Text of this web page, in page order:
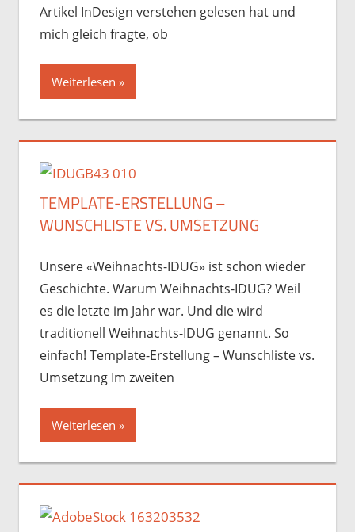
Artikel InDesign verstehen gelesen hat und
mich gleich fragte, ob
Weiterlesen
TEMPLATE-ERSTELLUNG –
WUNSCHLISTE VS. UMSETZUNG
Unsere «Weihnachts-IDUG» ist schon wieder
Geschichte. Warum Weihnachts-IDUG? Weil
es die letzte im Jahr war. Und die wird
traditionell Weihnachts-IDUG genannt. So
einfach! Template-Erstellung – Wunschliste vs.
Umsetzung Im zweiten
Weiterlesen